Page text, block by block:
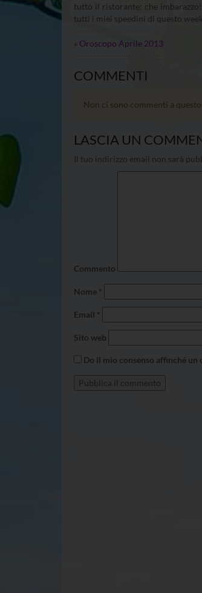
tutto il ristorante: che imbarazzo!
tutti i miei speedini di questo
« Oroscopo Aprile 2013
COMMENTI
Non ci sono commenti a
LASCIA UN
Il tuo indirizzo email non sarà
Commento
Nome *
Email *
Sito web
Do il mio consenso affinché